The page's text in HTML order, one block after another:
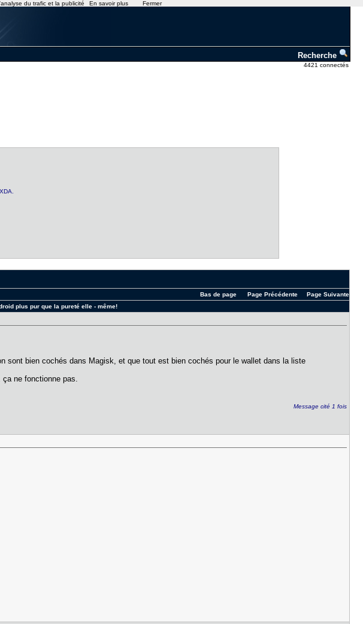
Recherche
4421 connectés
Page Suivante
Page Précédente
Bas de page
plus pur que la pureté elle - même!
bien cochés dans Magisk, et que tout est bien cochés pour le wallet dans la liste
ne fonctionne pas.
Message cité 1 fois
du trafic et la publicité En savoir plus Fermer